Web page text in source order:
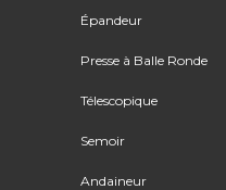
Épandeur
Presse à Balle Ronde
Télescopique
Semoir
Andaineur